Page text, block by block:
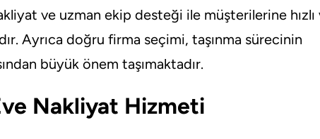
ve uzman ekip desteği ile müşterilerine hızlı
Ayrıca doğru firma seçimi, taşınma sürecinin
büyük önem taşımaktadır.
Nakliyat Hizmeti